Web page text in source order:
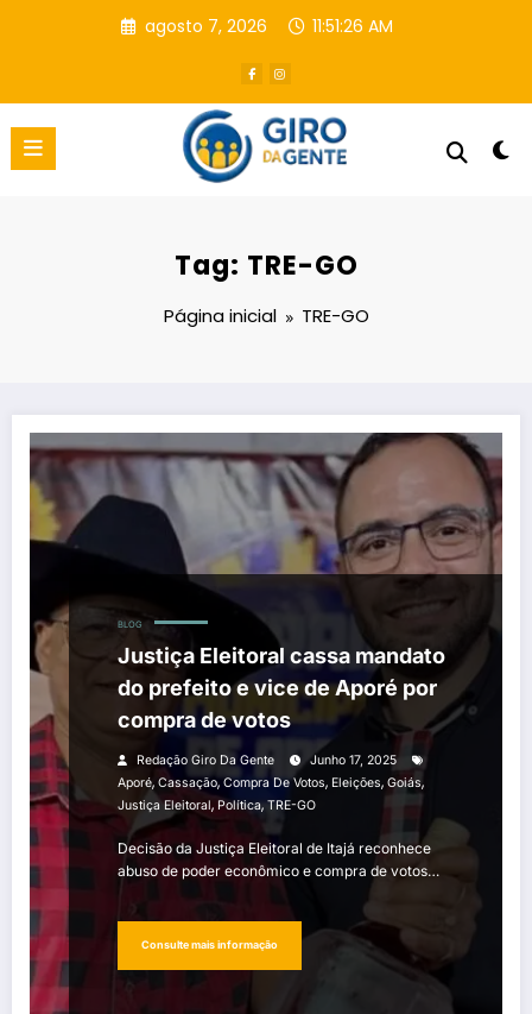
agosto 7, 2026 11:51:27 AM
Tag: TRE-GO
Página inicial TRE-GO
BLOG
Justiça Eleitoral cassa mandato
do prefeito e vice de Aporé por
compra de votos
Redação Giro Da Gente
Junho 17, 2025
Aporé, Cassação,Compra De Votos, Eleições, Goiás,
Justiça Eleitoral, Política,TRE-GO
Decisão da Justiça Eleitoral de Itajá reconhece
abuso de poder econômico e compra de votos…
Consulte mais informação